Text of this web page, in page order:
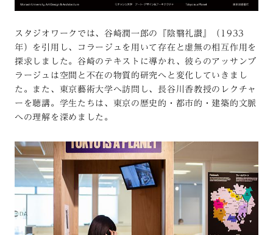
スタジオワークでは、谷崎潤一郎の『陰翳礼讃』（1933
年）を引用し、コラージュを用いて存在と虚無の相互作用を
探求しました。谷崎のテキストに導かれ、彼らのアッサンブ
ラージュは空間と不在の物質的研究へと変化していきまし
た。また、東京藝術大学へ訪問し、長谷川香教授のレクチャ
ーを聴講。学生たちは、東京の歴史的・都市的・建築的文脈
への理解を深めました。